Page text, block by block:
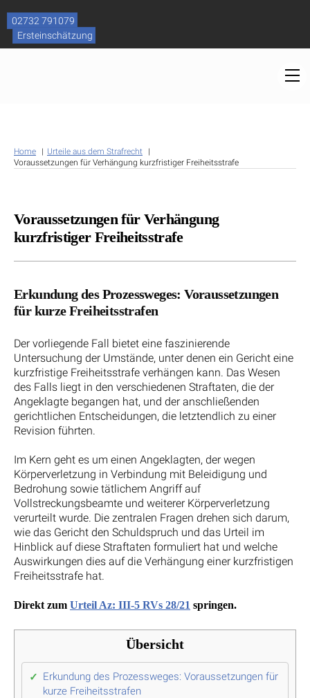
content
02732 791079
Ersteinschätzung
Home
Urteile aus dem Strafrecht
Voraussetzungen für Verhängung kurzfristiger Freiheitsstrafe
Voraussetzungen für Verhängung
kurzfristiger Freiheitsstrafe
Erkundung des Prozessweges: Voraussetzungen
für kurze Freiheitsstrafen
Der vorliegende Fall bietet eine faszinierende
Untersuchung der Umstände, unter denen ein Gericht eine
kurzfristige Freiheitsstrafe verhängen kann. Das Wesen
des Falls liegt in den verschiedenen Straftaten, die der
Angeklagte begangen hat, und der anschließenden
gerichtlichen Entscheidungen, die letztendlich zu einer
Revision führten.
Im Kern geht es um einen Angeklagten, der wegen
Körperverletzung in Verbindung mit Beleidigung und
Bedrohung sowie tätlichem Angriff auf
Vollstreckungsbeamte und weiterer Körperverletzung
verurteilt wurde. Die zentralen Fragen drehen sich darum,
wie das Gericht den Schuldspruch und das Urteil im
Hinblick auf diese Straftaten formuliert hat und welche
Auswirkungen dies auf die Verhängung einer kurzfristigen
Freiheitsstrafe hat.
Direkt zum Urteil Az: III-5 RVs 28/21 springen.
Übersicht
Erkundung des Prozessweges: Voraussetzungen für
kurze Freiheitsstrafen